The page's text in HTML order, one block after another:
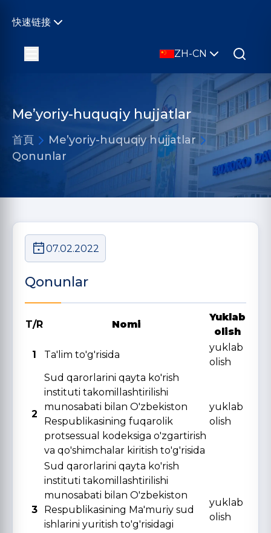
快速链接
ZH-CN
Me’yoriy-huquqiy hujjatlar
首頁
Me’yoriy-huquqiy hujjatlar
Qonunlar
07.02.2022
Qonunlar
T/R Nomi
Yuklab
olish
1
Ta'lim to'g'risida
yuklab
olish
2
Sud qarorlarini qayta ko'rish
instituti takomillashtirilishi
munosabati bilan O'zbekiston
Respublikasining fuqarolik
protsessual kodeksiga o'zgartirish
va qo'shimchalar kiritish to'g'risida
yuklab
olish
3
Sud qarorlarini qayta ko'rish
instituti takomillashtirilishi
munosabati bilan O'zbekiston
Respublikasining Ma'muriy sud
ishlarini yuritish to'g'risidagi
yuklab
olish